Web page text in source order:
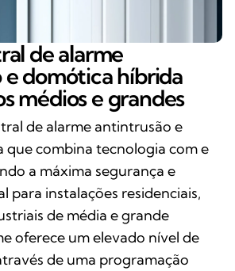
de alarme
domótica híbrida
médios e grandes
de alarme antintrusão e
que combina tecnologia com e
a máxima segurança e
para instalações residenciais,
de média e grande
oferece um elevado nível de
de uma programação